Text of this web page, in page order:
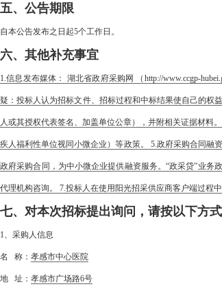
五、公告期限
自本公告发布之日起5个工作日。
六、其他补充事宜
1.信息发布媒体： 湖北省政府采购网 （http://www.ccgp-
疑：投标人认为招标文件、招标过程和中标结果使自己的权
人或其授权代表签名、加盖单位公章），并附相关证据材料
疾人福利性单位视同小微企业）等政策。 5.政府采购合同融
政府采购合同，为中小微企业提供融资服务。“政采贷”业务
代理机构咨询。 7.投标人在使用阳光招采供应商客户端过程
七、对本次招标提出询问，请按以下方
1、采购人信息
名 称： 孝感市中心医院
地 址： 孝感市广场路6号